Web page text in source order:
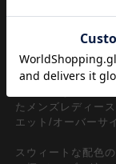
オーセンティック
材×プルオーバー
しっかりと肩を落
たメンズレディー
エット/オーバーサ
スウィートな配色